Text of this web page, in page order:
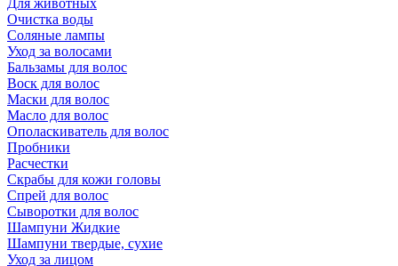
Для животных
Очистка воды
Соляные лампы
Уход за волосами
Бальзамы для волос
Воск для волос
Маски для волос
Масло для волос
Ополаскиватель для волос
Пробники
Расчестки
Скрабы для кожи головы
Спрей для волос
Сыворотки для волос
Шампуни Жидкие
Шампуни твердые, сухие
Уход за лицом